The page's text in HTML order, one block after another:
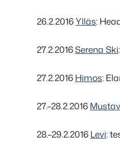
26.2.2016Ylläs:
27.2.2016Serena Ski
27.2.2016 Himos:
27.–28.2.2016
28.–29.2.2016 Levi: